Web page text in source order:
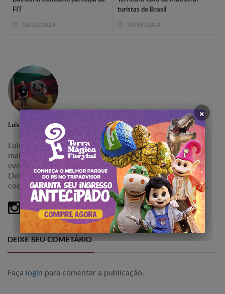
FIT
02/10/2024
turistas do Brasil
30/09/2024
Luis Sebastiani
Luis Alexandre, especialista em Turismo de Experiência,
mais de 15 anos atuação na Hotelaria e Organização de
eventos.
Desenvolvimento de Projetos Comerciais e atualmente
coordenando execução do Editorial do Portal de Viagem.
DEIXE SEU COMETÁRIO
Faça login para comentar a publicação.
×